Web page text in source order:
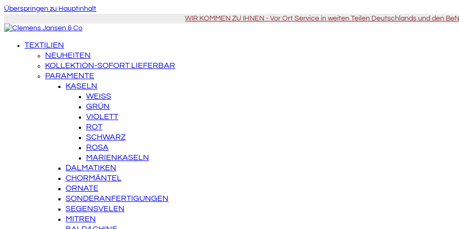
Überspringen zu Hauptinhalt
WIR KOMMEN ZU IHNEN - Vor Ort Service in weiten Teilen Deutschlands und den
TEXTILIEN
NEUHEITEN
KOLLEKTION-SOFORT LIEFERBAR
PARAMENTE
KASELN
WEISS
GRÜN
VIOLETT
ROT
SCHWARZ
ROSA
MARIENKASELN
DALMATIKEN
CHORMÄNTEL
ORNATE
SONDERANFERTIGUNGEN
SEGENSVELEN
MITREN